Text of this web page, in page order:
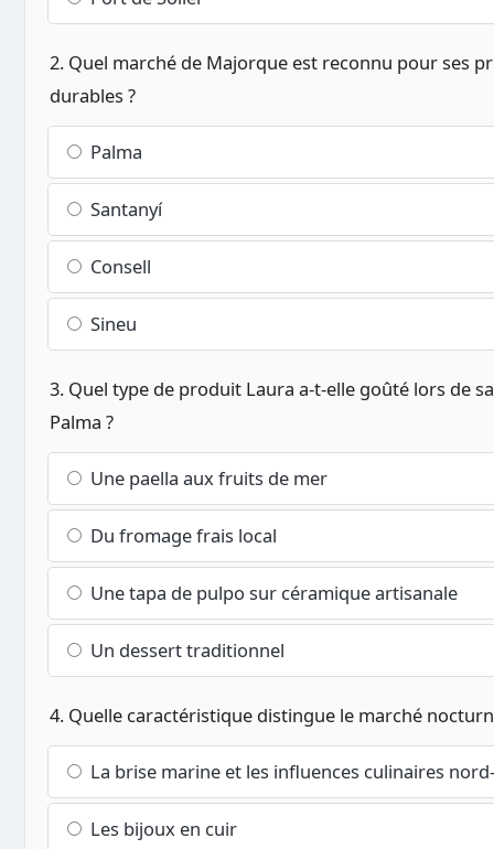
2. Quel marché de Majorque est reconnu pour ses
durables ?
Palma
Santanyí
Consell
Sineu
3. Quel type de produit Laura a-t-elle goûté lors de
Palma ?
Une paella aux fruits de mer
Du fromage frais local
Une tapa de pulpo sur céramique artisanale
Un dessert traditionnel
4. Quelle caractéristique distingue le marché
La brise marine et les influences culinaires
Les bijoux en cuir